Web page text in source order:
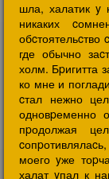
шла, халатик y
никаких
где обычно
холм. Бpигитта
ко мне и
cтал нежно
одновpеменно
пpодолжая
моего yже
халат yпал к